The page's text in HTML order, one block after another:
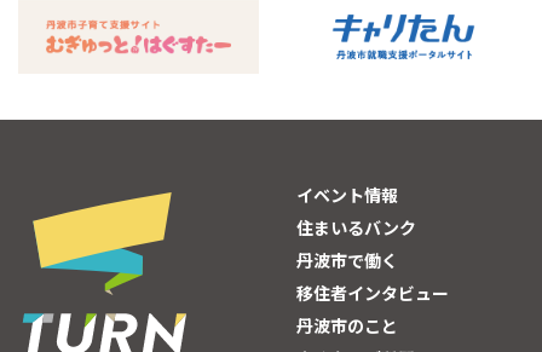
イベント情報
住まいるバンク
丹波市で働く
移住者インタビュー
丹波市のこと